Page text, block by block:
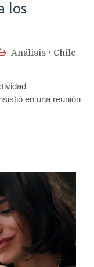
los
Análisis / Chile
en una reunión